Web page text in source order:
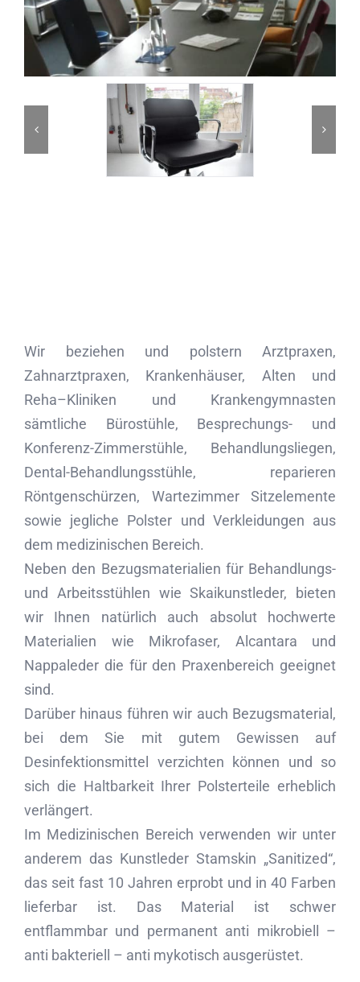
Journal
Wir beziehen und polstern Arztpraxen,
Zahnarztpraxen, Krankenhäuser, Alten und
Reha–Kliniken und Krankengymnasten
sämtliche Bürostühle, Besprechungs- und
Konferenz-Zimmerstühle, Behandlungsliegen,
Dental-Behandlungsstühle, reparieren
Röntgenschürzen, Wartezimmer Sitzelemente
sowie jegliche Polster und Verkleidungen aus
dem medizinischen Bereich.
Neben den Bezugsmaterialien für Behandlungs-
und Arbeitsstühlen wie Skaikunstleder, bieten
wir Ihnen natürlich auch absolut hochwerte
Materialien wie Mikrofaser, Alcantara und
Nappaleder die für den Praxenbereich geeignet
sind.
Darüber hinaus führen wir auch Bezugsmaterial,
bei dem Sie mit gutem Gewissen auf
Desinfektionsmittel verzichten können und so
sich die Haltbarkeit Ihrer Polsterteile erheblich
verlängert.
Im Medizinischen Bereich verwenden wir unter
anderem das Kunstleder Stamskin „Sanitized“,
das seit fast 10 Jahren erprobt und in 40 Farben
lieferbar ist. Das Material ist schwer
entflammbar und permanent anti mikrobiell –
anti bakteriell – anti mykotisch ausgerüstet.